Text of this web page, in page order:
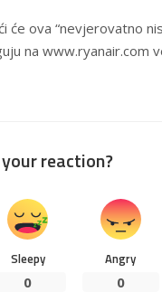
će ova “nevjerovatno
na www.ryanair.com
reaction?
Sleepy
0
Angry
0